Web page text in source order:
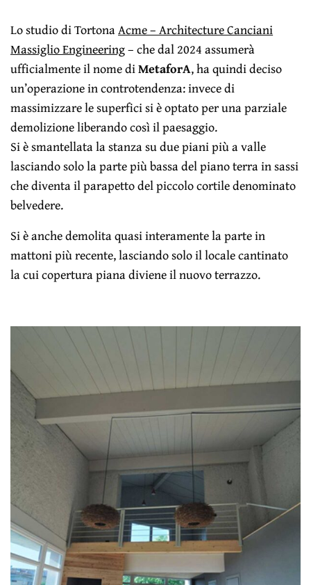
Lo studio di TortonaAcme – Architecture Canciani
Massiglio Engineering– che dal 2024 assumerà
ufficialmente il nome diMetaforA, ha quindi deciso
un’operazione in controtendenza: invece di
massimizzare le superfici si è optato per una parziale
demolizione liberando così il paesaggio.
Si è smantellata la stanza su due piani più a valle
lasciando solo la parte più bassa del piano terra in sassi
che diventa il parapetto del piccolo cortile denominato
belvedere.
Si è anche demolita quasi interamente la parte in
mattoni più recente, lasciando solo il locale cantinato
la cui copertura piana diviene il nuovo terrazzo.